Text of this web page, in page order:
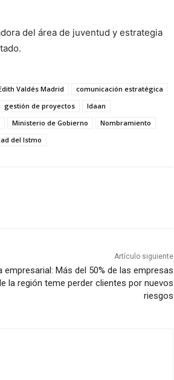
del área de juventud y estrategia
Valdés Madrid
comunicación estratégica
gestión de proyectos
Idaan
Ministerio de Gobierno
Nombramiento
del Istmo
Artículo siguiente
empresarial: Más del 50% de las empresas
la región teme perder clientes por nuevos
riesgos